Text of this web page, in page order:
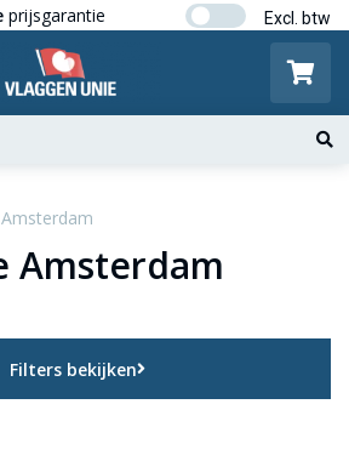
prijsgarantie Gratis
Amsterdam
Filters bekijken